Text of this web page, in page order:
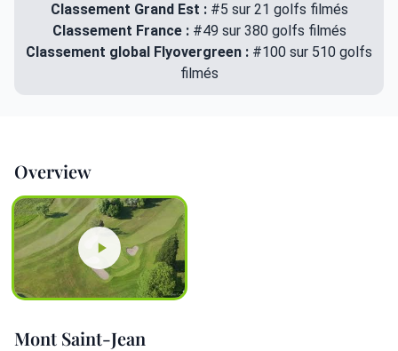
Classement Grand Est : #5 sur 21 golfs filmés
Classement France : #49 sur 380 golfs filmés
Classement global Flyovergreen : #100 sur 510 golfs
filmés
Overview
Mont Saint-Jean